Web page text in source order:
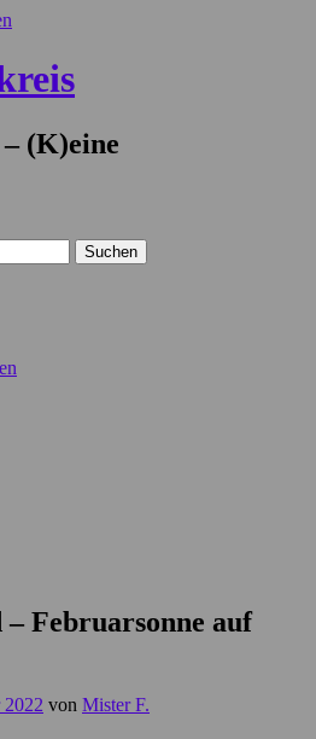
(K)eine
Februarsonne auf
2022 von Mister F.